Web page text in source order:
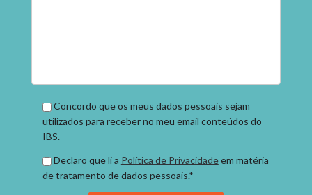
Concordo que os meus dados pessoais sejam
utilizados para receber no meu email conteúdos do
IBS.
Declaro que li a Política de Privacidadeem matéria
de tratamento de dados pessoais.*